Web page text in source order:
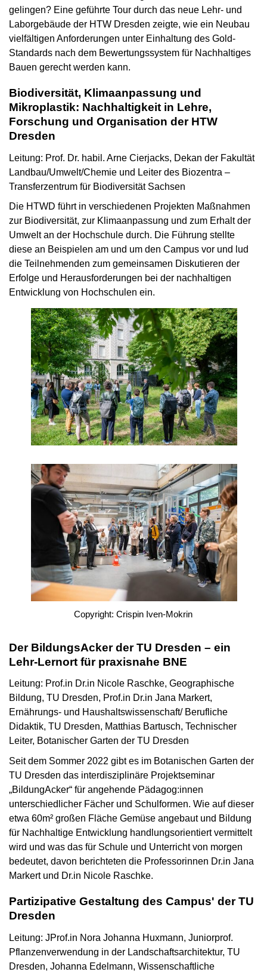
gelingen? Eine geführte Tour durch das neue Lehr- und
Laborgebäude der HTW Dresden zeigte, wie ein Neubau
vielfältigen Anforderungen unter Einhaltung des Gold-
Standards nach dem Bewertungssystem für Nachhaltiges
Bauen gerecht werden kann.
Biodiversität, Klimaanpassung und
Mikroplastik: Nachhaltigkeit in Lehre,
Forschung und Organisation der HTW
Dresden
Leitung: Prof. Dr. habil. Arne Cierjacks, Dekan der Fakultät
Landbau/Umwelt/Chemie und Leiter des Biozentra –
Transferzentrum für Biodiversität Sachsen
Die HTWD führt in verschiedenen Projekten Maßnahmen
zur Biodiversität, zur Klimaanpassung und zum Erhalt der
Umwelt an der Hochschule durch. Die Führung stellte
diese an Beispielen am und um den Campus vor und lud
die Teilnehmenden zum gemeinsamen Diskutieren der
Erfolge und Herausforderungen bei der nachhaltigen
Entwicklung von Hochschulen ein.
Copyright: Crispin Iven-Mokrin
Der BildungsAcker der TU Dresden – ein
Lehr-Lernort für praxisnahe BNE
Leitung: Prof.in Dr.in Nicole Raschke, Geographische
Bildung, TU Dresden, Prof.in Dr.in Jana Markert,
Ernährungs- und Haushaltswissenschaft/ Berufliche
Didaktik, TU Dresden, Matthias Bartusch, Technischer
Leiter, Botanischer Garten der TU Dresden
Seit dem Sommer 2022 gibt es im Botanischen Garten der
TU Dresden das interdisziplinäre Projektseminar
„BildungAcker“ für angehende Pädagog:innen
unterschiedlicher Fächer und Schulformen. Wie auf dieser
etwa 60m² großen Fläche Gemüse angebaut und Bildung
für Nachhaltige Entwicklung handlungsorientiert vermittelt
wird und was das für Schule und Unterricht von morgen
bedeutet, davon berichteten die Professorinnen Dr.in Jana
Markert und Dr.in Nicole Raschke.
Partizipative Gestaltung des Campus' der TU
Dresden
Leitung: JProf.in Nora Johanna Huxmann, Juniorprof.
Pflanzenverwendung in der Landschaftsarchitektur, TU
Dresden, Johanna Edelmann, Wissenschaftliche